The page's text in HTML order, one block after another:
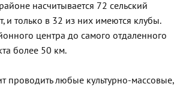
насчитывается 72 сельский
и только в 32 из них имеются клубы.
центра до самого отдаленного
более 50 км.
проводить любые культурно-массовые,